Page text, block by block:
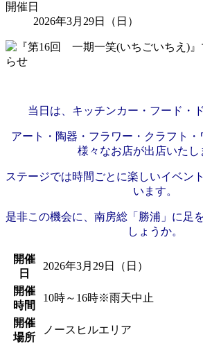
開催日
2026年3月29日（日）
当日は、キッチンカー・フード・
アート・陶器・フラワー・クラフト
様々なお店が出店いたし
ステージでは時間ごとに楽しいイベン
います。
是非この機会に、南房総「勝浦」に足
しょうか。
開催
日
2026年3月29日（日）
開催
時間
10時～16時※雨天中止
開催
場所
ノースヒルエリア